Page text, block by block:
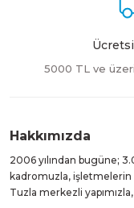
5000 TL ve
Hakkımızda
2006 yılından bugüne;
kadromuzla, işletmelerin
Tuzla merkezli